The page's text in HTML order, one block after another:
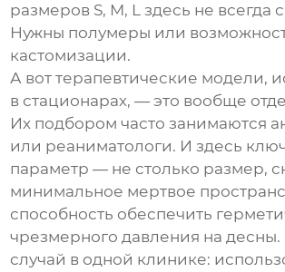
размеров S, M, L здесь не всегда
Нужны полумеры или
кастомизации.
А вот терапевтические модели,
в стационарах, — это вообще
Их подбором часто занимаются
или реаниматологи. И здесь
параметр — не столько размер,
минимальное мертвое
способность обеспечить
чрезмерного давления на
случай в одной клинике: